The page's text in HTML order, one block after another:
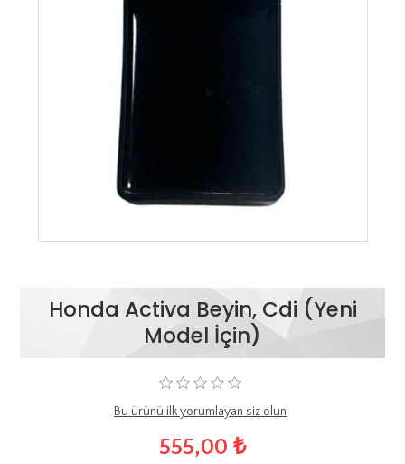
Honda Activa Beyin, Cdi (Yeni
Model İçin)
Bu ürünü ilk yorumlayan siz olun
555,00 ₺